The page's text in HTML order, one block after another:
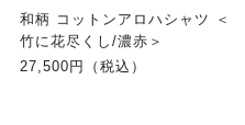
和柄 コットンアロハシャツ ＜
竹に花尽くし/濃赤＞
27,500円（税込）